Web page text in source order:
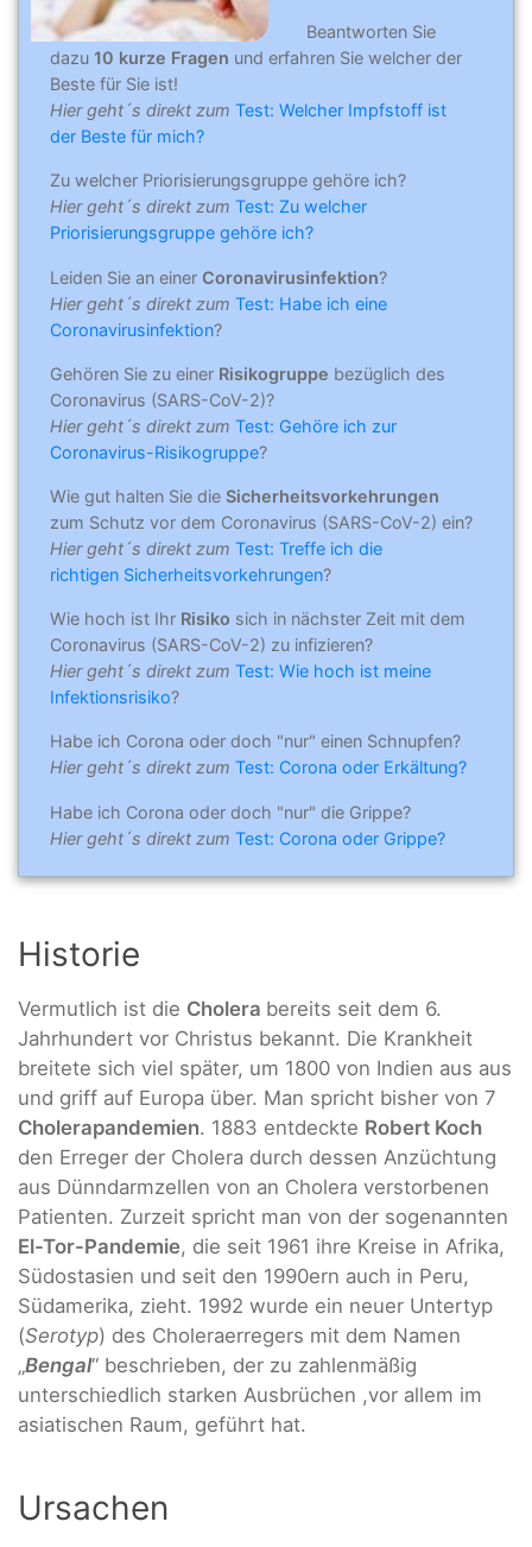
Beantworten Sie
dazu 10 kurze Fragen und erfahren Sie welcher der
Beste für Sie ist!
Hier geht´s direkt zum Test: Welcher Impfstoff ist
der Beste für mich?
Zu welcher Priorisierungsgruppe gehöre ich?
Hier geht´s direkt zum Test: Zu welcher
Priorisierungsgruppe gehöre ich?
Leiden Sie an einer Coronavirusinfektion?
Hier geht´s direkt zum Test: Habe ich eine
Coronavirusinfektion?
Gehören Sie zu einer Risikogruppe bezüglich des
Coronavirus (SARS-CoV-2)?
Hier geht´s direkt zum Test: Gehöre ich zur
Coronavirus-Risikogruppe?
Wie gut halten Sie die Sicherheitsvorkehrungen
zum Schutz vor dem Coronavirus (SARS-CoV-2) ein?
Hier geht´s direkt zum Test: Treffe ich die
richtigen Sicherheitsvorkehrungen?
Wie hoch ist Ihr Risiko sich in nächster Zeit mit dem
Coronavirus (SARS-CoV-2) zu infizieren?
Hier geht´s direkt zum Test: Wie hoch ist meine
Infektionsrisiko?
Habe ich Corona oder doch "nur" einen Schnupfen?
Hier geht´s direkt zum Test: Corona oder Erkältung?
Habe ich Corona oder doch "nur" die Grippe?
Hier geht´s direkt zum Test: Corona oder Grippe?
Historie
Vermutlich ist die Cholera bereits seit dem 6.
Jahrhundert vor Christus bekannt. Die Krankheit
breitete sich viel später, um 1800 von Indien aus aus
und griff auf Europa über. Man spricht bisher von 7
Cholerapandemien. 1883 entdeckte Robert Koch
den Erreger der Cholera durch dessen Anzüchtung
aus Dünndarmzellen von an Cholera verstorbenen
Patienten. Zurzeit spricht man von der sogenannten
El-Tor-Pandemie, die seit 1961 ihre Kreise in Afrika,
Südostasien und seit den 1990ern auch in Peru,
Südamerika, zieht. 1992 wurde ein neuer Untertyp
(Serotyp) des Choleraerregers mit dem Namen
„Bengal“ beschrieben, der zu zahlenmäßig
unterschiedlich starken Ausbrüchen ,vor allem im
asiatischen Raum, geführt hat.
Ursachen